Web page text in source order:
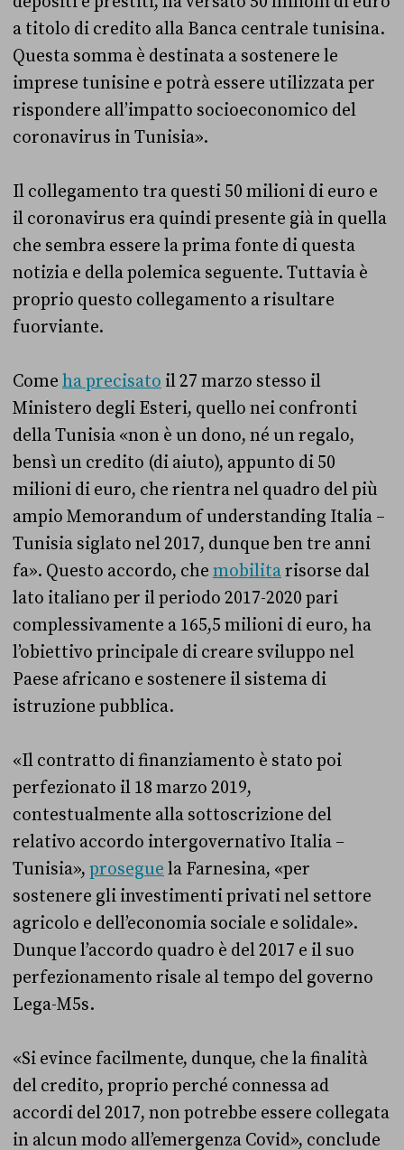
a titolo di credito alla Banca centrale tunisina.
Questa somma è destinata a sostenere le
imprese tunisine e potrà essere utilizzata per
rispondere all’impatto socioeconomico del
coronavirus in Tunisia».
Il collegamento tra questi 50 milioni di euro e
il coronavirus era quindi presente già in quella
che sembra essere la prima fonte di questa
notizia e della polemica seguente. Tuttavia è
proprio questo collegamento a risultare
fuorviante.
Come ha precisato il 27 marzo stesso il
Ministero degli Esteri, quello nei confronti
della Tunisia «non è un dono, né un regalo,
bensì un credito (di aiuto), appunto di 50
milioni di euro, che rientra nel quadro del più
ampio Memorandum of understanding Italia –
Tunisia siglato nel 2017, dunque ben tre anni
fa». Questo accordo, che mobilitarisorse dal
lato italiano per il periodo 2017-2020 pari
complessivamente a 165,5 milioni di euro, ha
l’obiettivo principale di creare sviluppo nel
Paese africano e sostenere il sistema di
istruzione pubblica.
«Il contratto di finanziamento è stato poi
perfezionato il 18 marzo 2019,
contestualmente alla sottoscrizione del
relativo accordo intergovernativo Italia –
Tunisia», prosegue la Farnesina, «per
sostenere gli investimenti privati nel settore
agricolo e dell’economia sociale e solidale».
Dunque l’accordo quadro è del 2017 e il suo
perfezionamento risale al tempo del governo
Lega-M5s.
«Si evince facilmente, dunque, che la finalità
del credito, proprio perché connessa ad
accordi del 2017, non potrebbe essere collegata
in alcun modo all’emergenza Covid», conclude